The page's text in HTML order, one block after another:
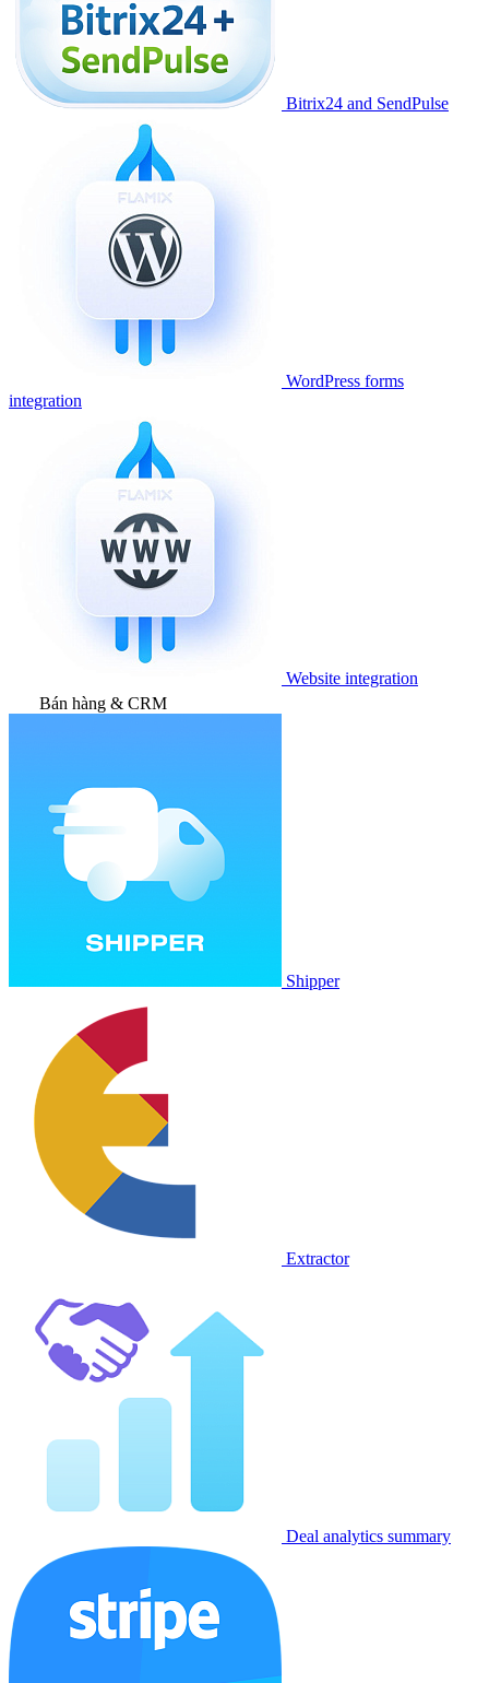
Bitrix24 and SendPulse
WordPress forms
integration
Website integration
Bán hàng & CRM
Shipper
Extractor
Deal analytics summary